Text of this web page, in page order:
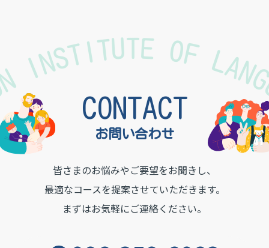
INSTITUTE OF
お問い合わせ
CONTACT
皆さまのお悩みやご要望をお聞きし、
最適なコースを提案させていただきます。
まずはお気軽にご連絡ください。